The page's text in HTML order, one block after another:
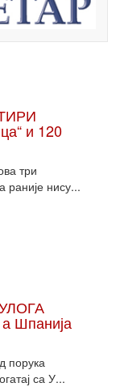
и 120
три
раније нису...
Шпанија
порука
са У...